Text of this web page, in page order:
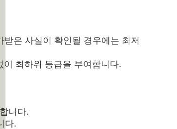
은 사실이 확인될 경우에는 최저
최하위 등급을 부여합니다.
니다.
다.